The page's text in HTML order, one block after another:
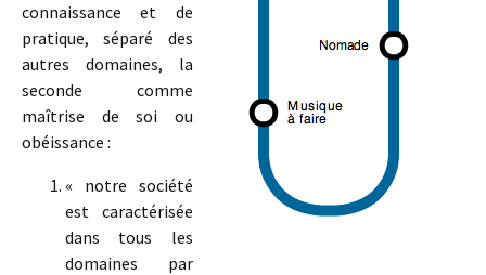
connaissance et de
pratique, séparé des
autres domaines, la
seconde comme
maîtrise de soi ou
obéissance :
« notre société
est caractérisée
dans tous les
domaines par